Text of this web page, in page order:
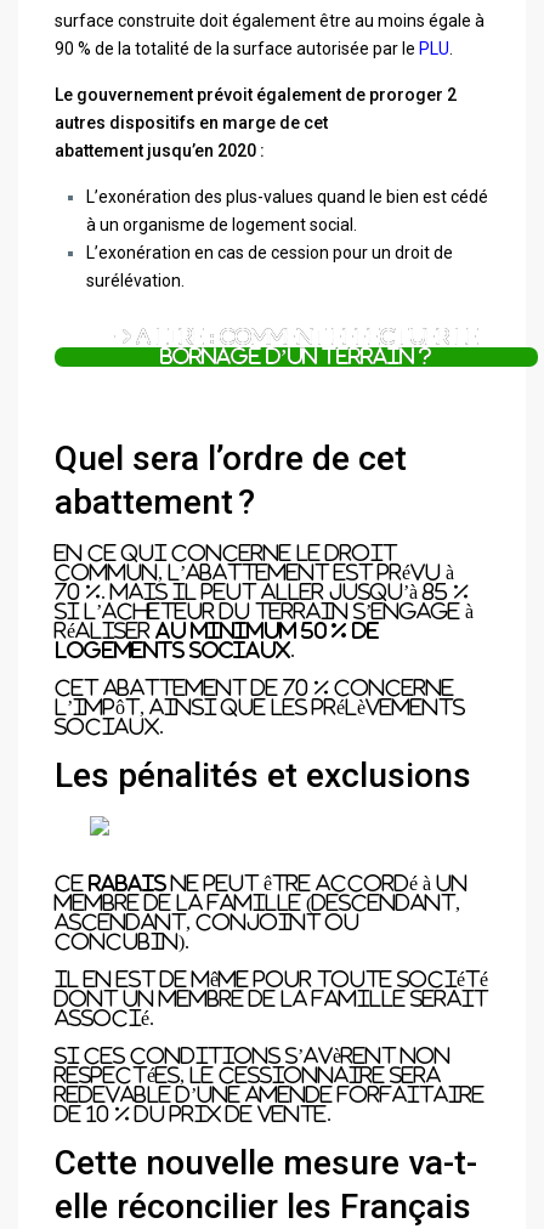
surface construite doit également être au moins égale à
90 % de la totalité de la surface autorisée par le PLU.
Le gouvernement prévoit également de proroger 2
autres dispositifs en marge de cet
abattement jusqu’en 2020 :
L’exonération des plus-values quand le bien est cédé
à un organisme de logement social.
L’exonération en cas de cession pour un droit de
surélévation.
A lire : Comment effectuer le
bornage d’un terrain ?
Quel sera l’ordre de cet
abattement ?
En ce qui concerne le droit
commun, l’abattement est prévu à
70 %. Mais il peut aller jusqu’à 85 %
si l’acheteur du terrain s’engage à
réaliserau minimum 50 % de
logements sociaux.
Cet abattement de 70 % concerne
l’impôt, ainsi que les prélèvements
sociaux.
Les pénalités et exclusions
Cerabais ne peut être accordé à un
membre de la famille (descendant,
ascendant, conjoint ou
concubin).
Il en est de même pour toute société
dont un membre de la famille serait
associé.
Si ces conditions s’avèrent non
respectées, le cessionnaire sera
redevable d’une amende forfaitaire
de 10 % du prix de vente.
Cette nouvelle mesure va-t-
elle réconcilier les Français